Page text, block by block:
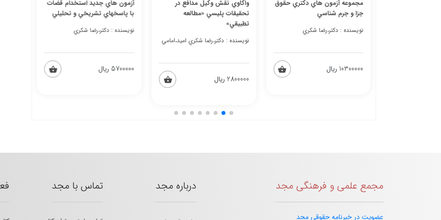
مجموعه آزمون هاي دكتري حقوق
جزا و جرم شناسي
نویسنده : دكتر،رضا شكري
10300000 ریال
واكاوي نقش وكيل مدافع در
تحقيقات پليسي «مطالعه
تطبيقي»
نویسنده : دكتر،رضا شكري اميد،امامي
2800000 ریال
آزمون هاي جديد استخدام قضات
با پاسخهاي تشريخي و تحليلي
نویسنده : دكتر،رضا شكري
5700000 ریال
مجمع علمی و فرهنگی مجد
عضویت در خبرنامه حقوقی مجد
درباره مجد تماس با مجد